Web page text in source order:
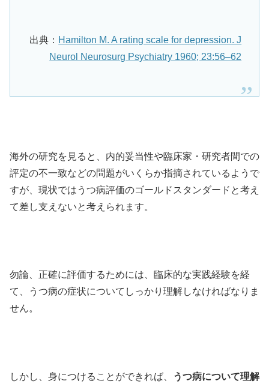
出典： Hamilton M. A rating scale for depression. J
Neurol Neurosurg Psychiatry 1960; 23:56–62
海外の研究を見ると、内的妥当性や臨床家・研究者間での
評定の不一致などの問題がいくらか指摘されているようで
すが、現状ではうつ病評価のゴールドスタンダードと考え
て差し支えないと考えられます。
勿論、正確に評価するためには、臨床的な実践経験を経
て、うつ病の症状についてしっかり理解しなければなりま
せん。
しかし、身につけることができれば、
うつ病について理解